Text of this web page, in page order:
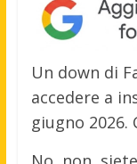
Un down di
accedere a
giugno 2026.